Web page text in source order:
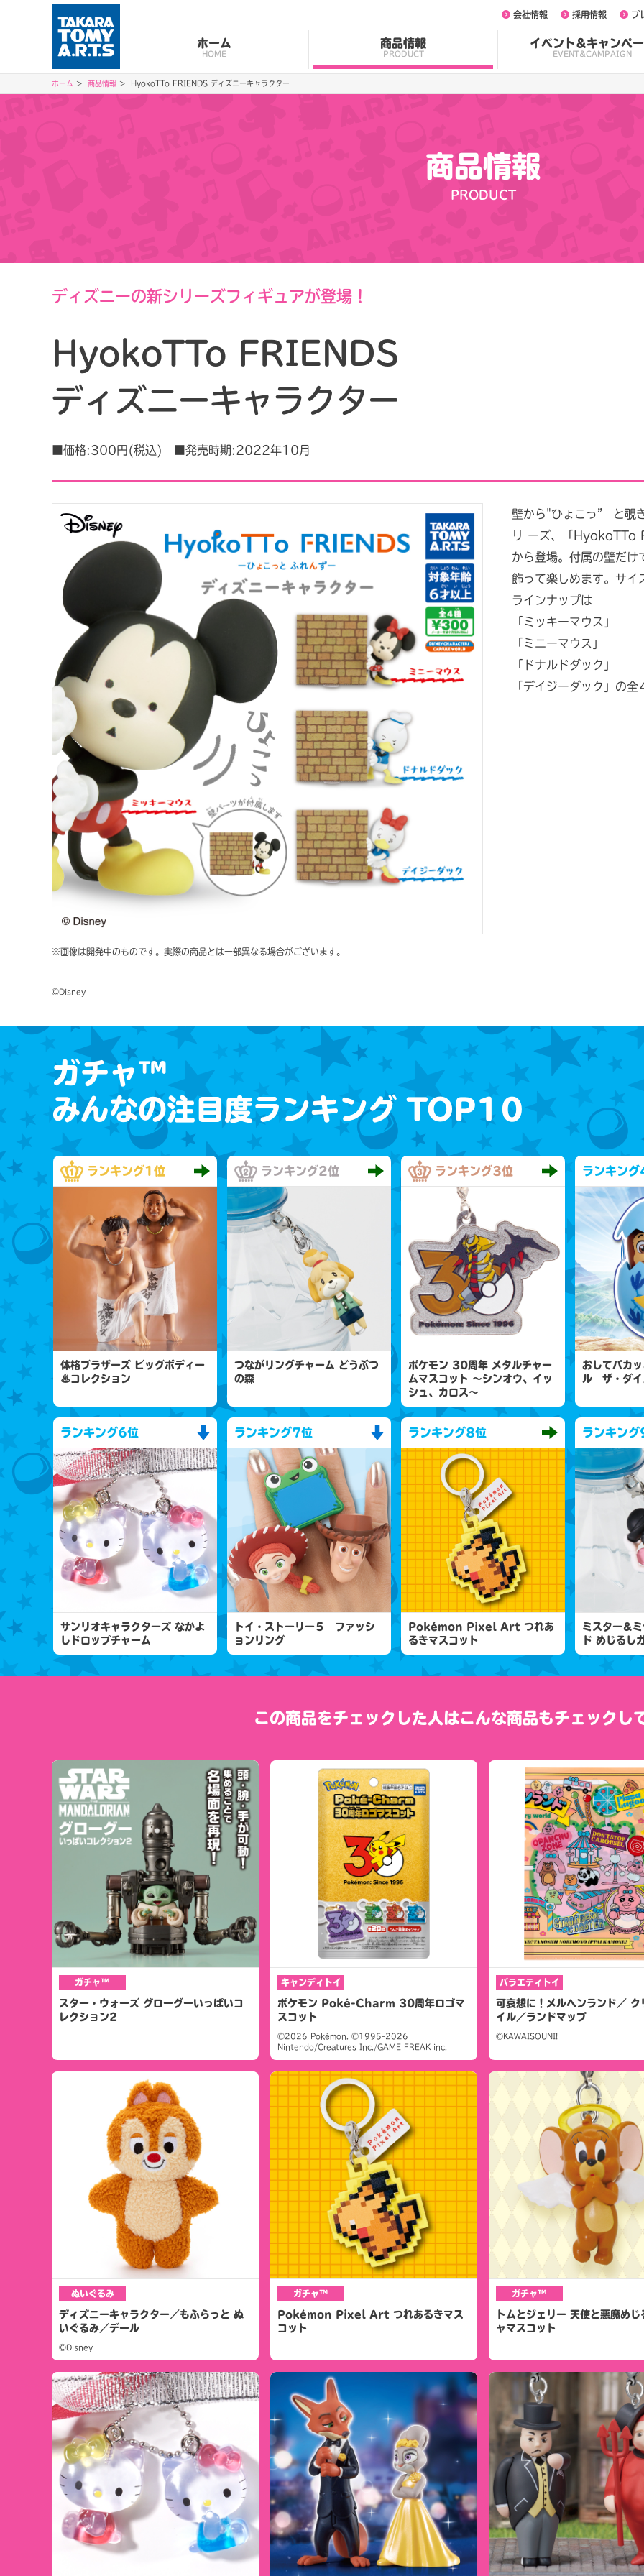
ホーム
HOME
商品情報
PRODUCT
イベント&キャンペ
EVENT&CAMPAIGN
会社情報 採用情報 プ
ホーム 商品情報 HyokoTTo FRIENDS ディズニーキャラクター
商品情報
PRODUCT
ディズニーの新シリーズフィギュアが登場！
HyokoTTo FRIENDS
ディズニーキャラクター
■価格:300円(税込) ■発売時期:2022年10月
※画像は開発中のものです。実際の商品とは一部異なる場合がございます。
壁から"ひょこっ” と覗
リ ーズ、「HyokoTTo
から登場。付属の壁だけ
飾って楽しめます。サ
ラインナップは
「ミッキーマウス」
「ミニーマウス」
「ドナルドダック」
「デイジーダック」の全
©Disney
ガチャ™
みんなの注目度ランキングTOP10
ランキング1位
体格ブラザーズ ビッグボディー
♨コレクション
ランキング2位
つながリングチャーム どうぶつ
の森
ランキング3位
ポケモン 30周年 メタルチャー
ムマスコット 〜シンオウ、イッ
シュ、カロス〜
ランキング
おしてパカ
ル ザ・ダイ
ランキング6位
サンリオキャラクターズ なかよ
しドロップチャーム
ランキング7位
トイ・ストーリー５ ファッシ
ョンリング
ランキング8位
Pokémon Pixel Art つれあ
るきマスコット
ランキング
ミスター＆
ド めじるし
この商品をチェックした人はこんな商品もチェックし
ガチャ™
スター・ウォーズ グローグーいっぱいコ
レクション2
キャンディトイ
ポケモン Poké-Charm 30周年ロゴマ
スコット
©2026 Pokémon. ©1995-2026
Nintendo/Creatures Inc./GAME FREAK inc.
バラエティトイ
可哀想に！メルヘンランド／ ク
イル／ランドマップ
©KAWAISOUNI!
ぬいぐるみ
ディズニーキャラクター／もふらっと ぬ
いぐるみ／デール
©Disney
ガチャ™
Pokémon Pixel Art つれあるきマス
コット
ガチャ™
トムとジェリー 天使と悪魔めじ
ャマスコット